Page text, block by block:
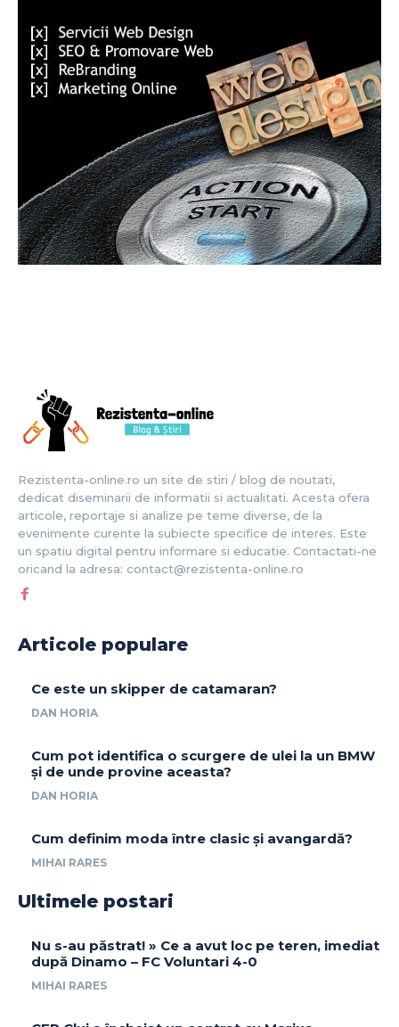
Rezistenta-online.ro un site de stiri / blog de noutati,
dedicat diseminarii de informatii si actualitati. Acesta ofera
articole, reportaje si analize pe teme diverse, de la
evenimente curente la subiecte specifice de interes. Este
un spatiu digital pentru informare si educatie. Contactati-ne
oricand la adresa: contact@rezistenta-online.ro
Articole populare
Ce este un skipper de catamaran?
DAN HORIA
Cum pot identifica o scurgere de ulei la un BMW
și de unde provine aceasta?
DAN HORIA
Cum definim moda între clasic și avangardă?
MIHAI RARES
Ultimele postari
Nu s-au păstrat! » Ce a avut loc pe teren, imediat
după Dinamo – FC Voluntari 4-0
MIHAI RARES